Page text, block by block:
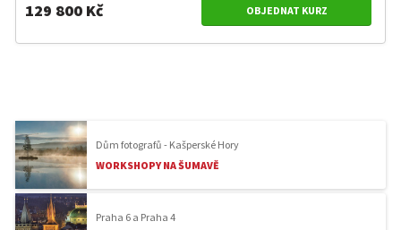
129 800 Kč OBJEDNAT KURZ
Dům fotografů - Kašperské Hory
WORKSHOPY NA ŠUMAVĚ
Praha 6 a Praha 4